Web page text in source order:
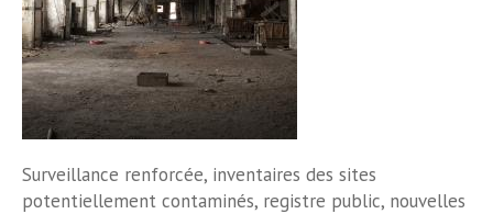
Surveillance renforcée, inventaires des sites
potentiellement contaminés, registre public, nouvelles